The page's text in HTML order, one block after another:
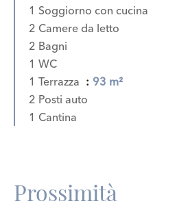
1 Soggiorno con cucina
2 Camere da letto
2 Bagni
1 WC
1 Terrazza
93 m²
2 Posti auto
1 Cantina
Prossimità